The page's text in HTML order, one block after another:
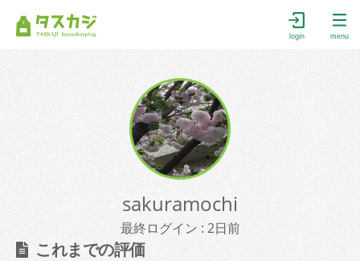
login menu
sakuramochi
最終ログイン : 2日前
これまでの評価